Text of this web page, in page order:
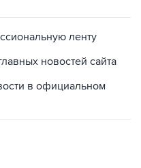
ленту
новостей сайта
в официальном